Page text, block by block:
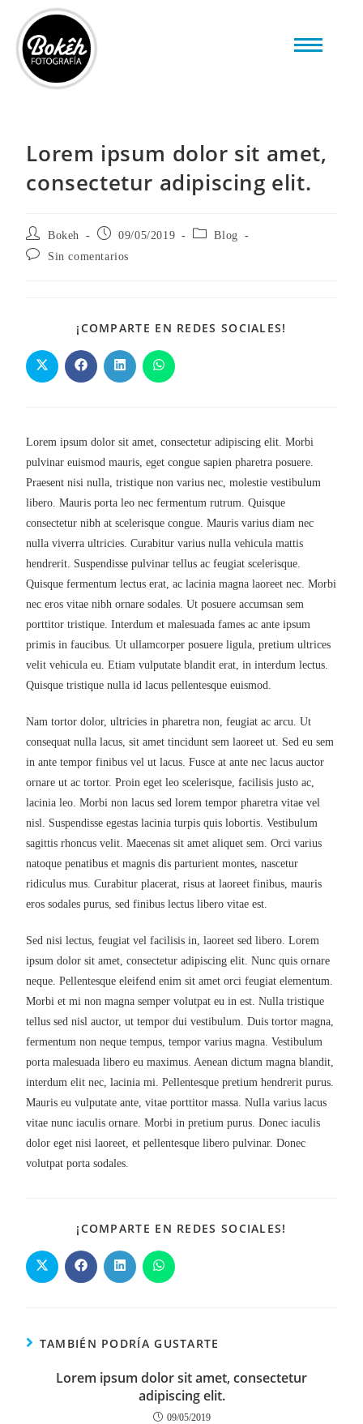
Lorem ipsum dolor sit amet,
consectetur adipiscing elit.
Bokeh 09/05/2019
Blog
Sin comentarios
¡COMPARTE EN REDES SOCIALES!
Lorem ipsum dolor sit amet, consectetur adipiscing elit. Morbi
pulvinar euismod mauris, eget congue sapien pharetra posuere.
Praesent nisi nulla, tristique non varius nec, molestie vestibulum
libero. Mauris porta leo nec fermentum rutrum. Quisque
consectetur nibh at scelerisque congue. Mauris varius diam nec
nulla viverra ultricies. Curabitur varius nulla vehicula mattis
hendrerit. Suspendisse pulvinar tellus ac feugiat scelerisque.
Quisque fermentum lectus erat, ac lacinia magna laoreet nec. Morbi
nec eros vitae nibh ornare sodales. Ut posuere accumsan sem
porttitor tristique. Interdum et malesuada fames ac ante ipsum
primis in faucibus. Ut ullamcorper posuere ligula, pretium ultrices
velit vehicula eu. Etiam vulputate blandit erat, in interdum lectus.
Quisque tristique nulla id lacus pellentesque euismod.
Nam tortor dolor, ultricies in pharetra non, feugiat ac arcu. Ut
consequat nulla lacus, sit amet tincidunt sem laoreet ut. Sed eu sem
in ante tempor finibus vel ut lacus. Fusce at ante nec lacus auctor
ornare ut ac tortor. Proin eget leo scelerisque, facilisis justo ac,
lacinia leo. Morbi non lacus sed lorem tempor pharetra vitae vel
nisl. Suspendisse egestas lacinia turpis quis lobortis. Vestibulum
sagittis rhoncus velit. Maecenas sit amet aliquet sem. Orci varius
natoque penatibus et magnis dis parturient montes, nascetur
ridiculus mus. Curabitur placerat, risus at laoreet finibus, mauris
eros sodales purus, sed finibus lectus libero vitae est.
Sed nisi lectus, feugiat vel facilisis in, laoreet sed libero. Lorem
ipsum dolor sit amet, consectetur adipiscing elit. Nunc quis ornare
neque. Pellentesque eleifend enim sit amet orci feugiat elementum.
Morbi et mi non magna semper volutpat eu in est. Nulla tristique
tellus sed nisl auctor, ut tempor dui vestibulum. Duis tortor magna,
fermentum non neque tempus, tempor varius magna. Vestibulum
porta malesuada libero eu maximus. Aenean dictum magna blandit,
interdum elit nec, lacinia mi. Pellentesque pretium hendrerit purus.
Mauris eu vulputate ante, vitae porttitor massa. Nulla varius lacus
vitae nunc iaculis ornare. Morbi in pretium purus. Donec iaculis
dolor eget nisi laoreet, et pellentesque libero pulvinar. Donec
volutpat porta sodales.
¡COMPARTE EN REDES SOCIALES!
TAMBIÉN PODRÍA GUSTARTE
Lorem ipsum dolor sit amet, consectetur
adipiscing elit.
09/05/2019